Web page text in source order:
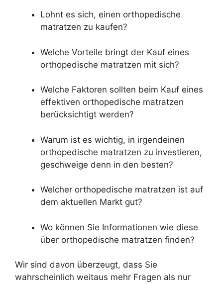
Lohnt es sich, einen orthopedische
matratzen zu kaufen?
Welche Vorteile bringt der Kauf eines
orthopedische matratzen mit sich?
Welche Faktoren sollten beim Kauf eines
effektiven orthopedische matratzen
berücksichtigt werden?
Warum ist es wichtig, in irgendeinen
orthopedische matratzen zu investieren,
geschweige denn in den besten?
Welcher orthopedische matratzen ist auf
dem aktuellen Markt gut?
Wo können Sie Informationen wie diese
über orthopedische matratzen finden?
Wir sind davon überzeugt, dass Sie
wahrscheinlich weitaus mehr Fragen als nur